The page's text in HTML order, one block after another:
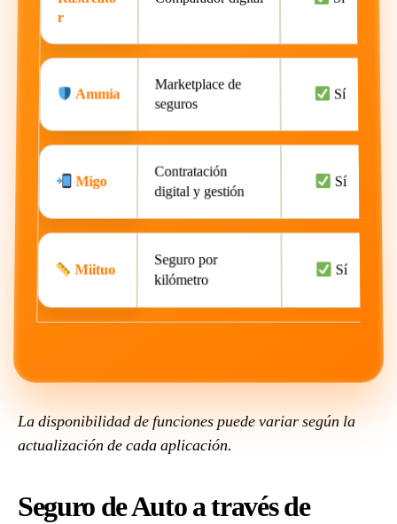
r
Ammia
Marketplace de
seguros
Sí
Migo
Contratación
digital y gestión
Sí
Miituo
Seguro por
kilómetro
Sí
La disponibilidad de funciones puede variar según la
actualización de cada aplicación.
Seguro de Auto a través de